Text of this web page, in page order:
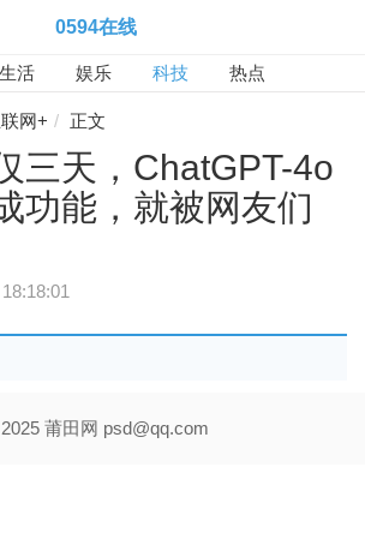
0594在线
生活 娱乐 科技 热点
网+ 正文
三天，ChatGPT-4o
功能，就被网友们
莆田网 psd@qq.com